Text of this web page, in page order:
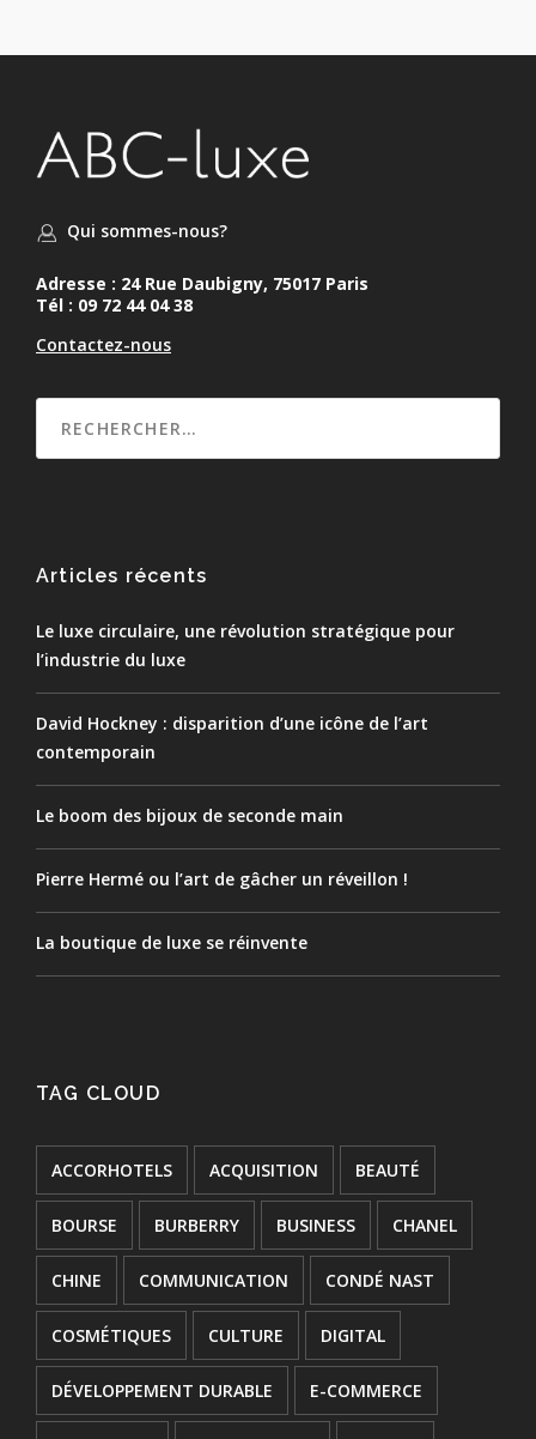
Qui sommes-nous?
Adresse : 24 Rue Daubigny, 75017 Paris
Tél : 09 72 44 04 38
Contactez-nous
Articles récents
Le luxe circulaire, une révolution stratégique pour
l’industrie du luxe
David Hockney : disparition d’une icône de l’art
contemporain
Le boom des bijoux de seconde main
Pierre Hermé ou l’art de gâcher un réveillon !
La boutique de luxe se réinvente
TAG CLOUD
ACCORHOTELS ACQUISITION BEAUTÉ
BOURSE BURBERRY BUSINESS CHANEL
CHINE COMMUNICATION CONDÉ NAST
COSMÉTIQUES CULTURE DIGITAL
DÉVELOPPEMENT DURABLE E-COMMERCE